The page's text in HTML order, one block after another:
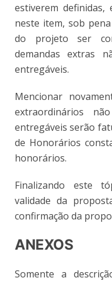
estiverem definidas,
neste item, sob
do projeto ser
demandas extras
entregáveis.
Mencionar
extraordinários
entregáveis serão
de Honorários
honorários.
Finalizando este
validade da
confirmação da
ANEXOS
Somente a